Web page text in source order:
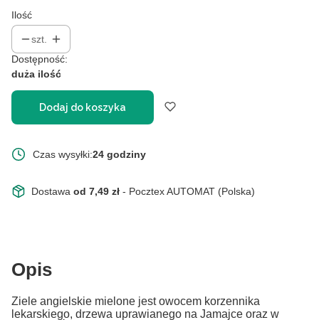
Ilość
szt.
Dostępność:
duża ilość
Dodaj do koszyka
Czas wysyłki:24 godziny
Dostawa od 7,49 zł - Pocztex AUTOMAT (Polska)
Opis
Ziele angielskie mielone jest owocem korzennika
lekarskiego, drzewa uprawianego na Jamajce oraz w